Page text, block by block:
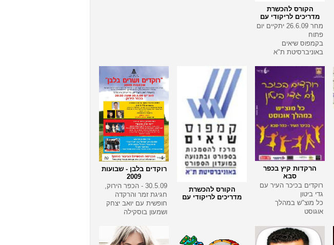
הקורס להכשרת
מדריכים לריקודי עם
מחר 26.6.09 יתקיים יום
פתוח
בקמפוס שיאים
באוניברסיטת ת"א
הרקדות קיץ בכפר
סבא
רוקדים בכיכר העיר עם
גדי ביטון
כל מוצ"ש במהלך
אוגוסט
הקורס להכשרת
מדריכים לריקודי עם
רוקדים בלבן - שבועות
2009
30.5.09 - הכפר הירוק,
חגיגת זמר והרקדה
חופשית עם יואב יצחק
ושמעון בוסקילה